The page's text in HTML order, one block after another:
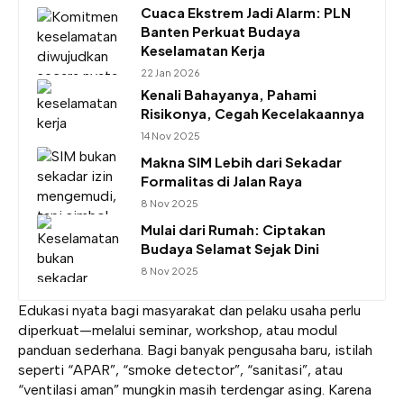
Cuaca Ekstrem Jadi Alarm: PLN
Banten Perkuat Budaya
Keselamatan Kerja
22 Jan 2026
Kenali Bahayanya, Pahami
Risikonya, Cegah Kecelakaannya
14 Nov 2025
Makna SIM Lebih dari Sekadar
Formalitas di Jalan Raya
8 Nov 2025
Mulai dari Rumah: Ciptakan
Budaya Selamat Sejak Dini
8 Nov 2025
Edukasi nyata bagi masyarakat dan pelaku usaha perlu
diperkuat—melalui seminar, workshop, atau modul
panduan sederhana. Bagi banyak pengusaha baru, istilah
seperti “APAR”, “smoke detector”, “sanitasi”, atau
“ventilasi aman” mungkin masih terdengar asing. Karena